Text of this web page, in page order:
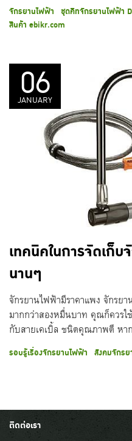
จักรยานไฟฟ้า ชุดคิทจักรยานไฟฟ้า
สินค้า ebikr.com
06
JANUARY
เทคนิคในการจัดเก็บ
นานๆ
จักรยานไฟฟ้ามีราคาแพง จักร
มากกว่าสองหมื่นบาท คุณก็ควร
กับสายเคเบิ้ล ชนิดคุณภาพดี หา
รอบรู้เรื่องจักรยานไฟฟ้า สังคมจักรย
ติดต่อเรา